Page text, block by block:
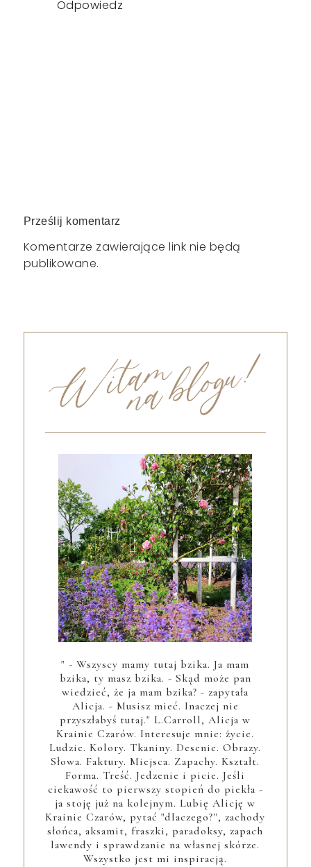
Odpowiedz
Prześlij komentarz
Komentarze zawierające link nie będą
publikowane.
" - Wszyscy mamy tutaj bzika. Ja mam
bzika, ty masz bzika. - Skąd może pan
wiedzieć, że ja mam bzika? - zapytała
Alicja. - Musisz mieć. Inaczej nie
przyszłabyś tutaj." L.Carroll, Alicja w
Krainie Czarów. Interesuje mnie: życie.
Ludzie. Kolory. Tkaniny. Desenie. Obrazy.
Słowa. Faktury. Miejsca. Zapachy. Kształt.
Forma. Treść. Jedzenie i picie. Jeśli
ciekawość to pierwszy stopień do piekła -
ja stoję już na kolejnym. Lubię Alicję w
Krainie Czarów, pytać "dlaczego?", zachody
słońca, aksamit, fraszki, paradoksy, zapach
lawendy i sprawdzanie na własnej skórze.
Wszystko jest mi inspiracją.